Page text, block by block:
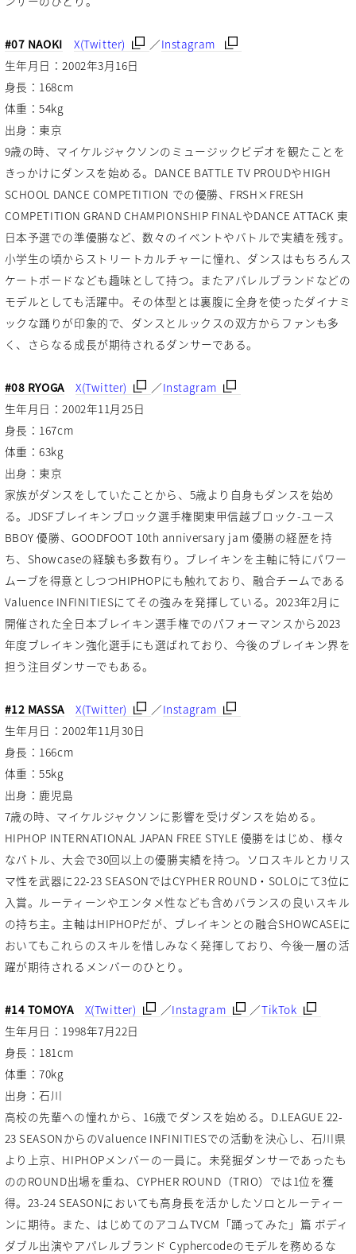
#07 NAOKI X(Twitter) ／Instagram
生年月日：2002年3月16日
身長：168cm
体重：54kg
出身：東京
9歳の時、マイケルジャクソンのミュージックビデオを観たことを
きっかけにダンスを始める。DANCE BATTLE TV PROUDやHIGH
SCHOOL DANCE COMPETITION での優勝、FRSH×FRESH
COMPETITION GRAND CHAMPIONSHIP FINALやDANCE ATTACK 東
日本予選での準優勝など、数々のイベントやバトルで実績を残す。
小学生の頃からストリートカルチャーに憧れ、ダンスはもちろんス
ケートボードなども趣味として持つ。またアパレルブランドなどの
モデルとしても活躍中。その体型とは裏腹に全身を使ったダイナミ
ックな踊りが印象的で、ダンスとルックスの双方からファンも多
く、さらなる成長が期待されるダンサーである。
#08 RYOGA X(Twitter) ／Instagram
生年月日：2002年11月25日
身長：167cm
体重：63kg
出身：東京
家族がダンスをしていたことから、5歳より自身もダンスを始め
る。JDSFブレイキンブロック選手権関東甲信越ブロック-ユース
BBOY 優勝、GOODFOOT 10th anniversary jam 優勝の経歴を持
ち、Showcaseの経験も多数有り。ブレイキンを主軸に特にパワー
ムーブを得意としつつHIPHOPにも触れており、融合チームである
Valuence INFINITIESにてその強みを発揮している。2023年2月に
開催された全日本ブレイキン選手権でのパフォーマンスから2023
年度ブレイキン強化選手にも選ばれており、今後のブレイキン界を
担う注目ダンサーでもある。
#12 MASSA X(Twitter) ／Instagram
生年月日：2002年11月30日
身長：166cm
体重：55kg
出身：鹿児島
7歳の時、マイケルジャクソンに影響を受けダンスを始める。
HIPHOP INTERNATIONAL JAPAN FREE STYLE 優勝をはじめ、様々
なバトル、大会で30回以上の優勝実績を持つ。ソロスキルとカリス
マ性を武器に22-23 SEASONではCYPHER ROUND・SOLOにて3位に
入賞。ルーティーンやエンタメ性なども含めバランスの良いスキル
の持ち主。主軸はHIPHOPだが、ブレイキンとの融合SHOWCASEに
おいてもこれらのスキルを惜しみなく発揮しており、今後一層の活
躍が期待されるメンバーのひとり。
#14 TOMOYA X(Twitter) ／Instagram ／TikTok
生年月日：1998年7月22日
身長：181cm
体重：70kg
出身：石川
高校の先輩への憧れから、16歳でダンスを始める。D.LEAGUE 22-
23 SEASONからのValuence INFINITIESでの活動を決心し、石川県
より上京、HIPHOPメンバーの一員に。未発掘ダンサーであったも
ののROUND出場を重ね、CYPHER ROUND（TRIO）では1位を獲
得。23-24 SEASONにおいても高身長を活かしたソロとルーティー
ンに期待。また、はじめてのアコムTVCM「踊ってみた」篇 ボディ
ダブル出演やアパレルブランド Cyphercodeのモデルを務めるな